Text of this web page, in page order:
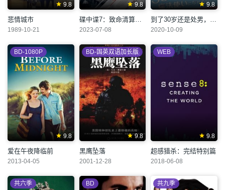
9.8
悲情城市
1989-10-21
9.8
碟中谍7：致命清算（上）
2023-07-08
9.8
2020-10-09
9.8
BD-1080P
爱在午夜降临前
2013-04-05
9.8
BD-国英双语加长版
黑鹰坠落
2001-12-28
9.8
WEB
超感猎杀：完结特别篇
2018-06-08
共六季 BD 共九季